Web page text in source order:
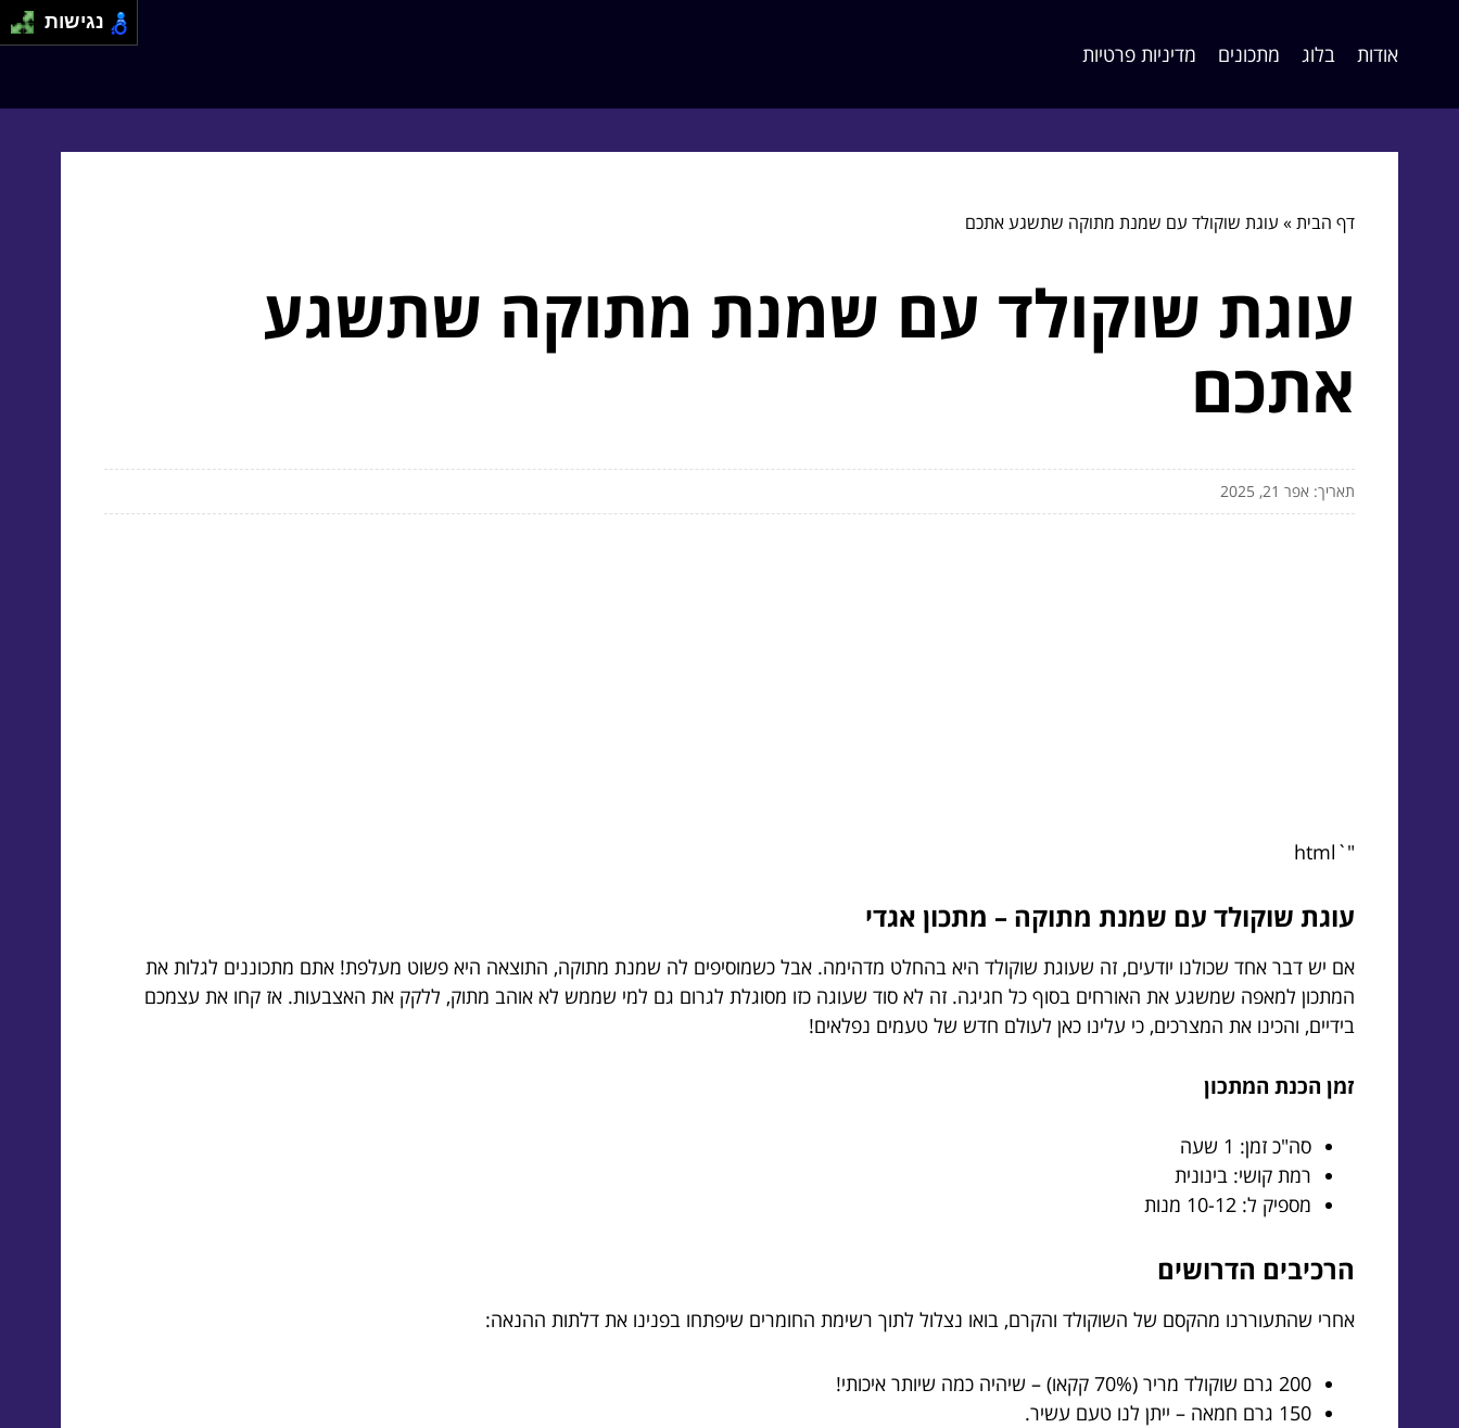
אודות בלוג מתכונים מדיניות פרטיות
דף הבית» עוגת שוקולד עם שמנת מתוקה שתשגע אתכם
עוגת שוקולד עם שמנת מתוקה שתשגע
אתכם
תאריך: אפר 21, 2025
"`html
עוגת שוקולד עם שמנת מתוקה – מתכון אגדי
אם יש דבר אחד שכולנו יודעים, זה שעוגת שוקולד היא בהחלט מדהימה. אבל כשמוסיפים לה שמנת מתוקה, התוצאה היא פשוט מעלפת! אתם מתכוננים לגלות את
המתכון למאפה שמשגע את האורחים בסוף כל חגיגה. זה לא סוד שעוגה כזו מסוגלת לגרום גם למי שממש לא אוהב מתוק, ללקק את האצבעות. אז קחו את עצמכם
בידיים, והכינו את המצרכים, כי עלינו כאן לעולם חדש של טעמים נפלאים!
זמן הכנת המתכון
סה"כ זמן: 1 שעה
רמת קושי: בינונית
מספיק ל: 10-12 מנות
הרכיבים הדרושים
אחרי שהתעוררנו מהקסם של השוקולד והקרם, בואו נצלול לתוך רשימת החומרים שיפתחו בפנינו את דלתות ההנאה:
200 גרם שוקולד מריר (70% קקאו) – שיהיה כמה שיותר איכותי!
150 גרם חמאה – ייתן לנו טעם עשיר.
נגישות